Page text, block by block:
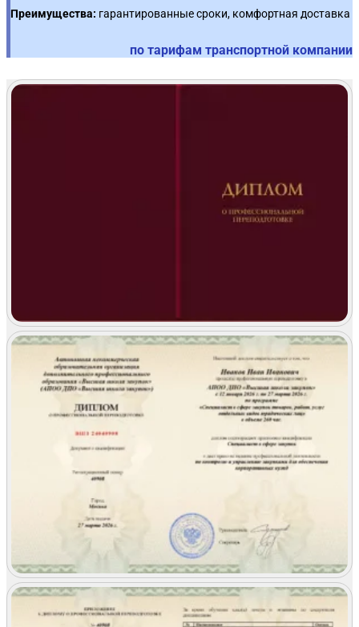
Преимущества: гарантированные сроки, комфортная доставка
по тарифам транспортной компании